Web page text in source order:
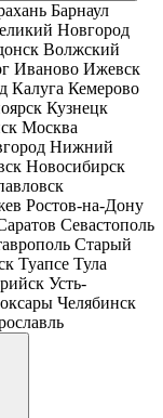
Барнаул
Новгород
Волжский
Иваново Ижевск
Калуга Кемерово
Кузнецк
Москва
Нижний
Новосибирск
Ростов-на-Дону
Севастополь
Старый
Туапсе Тула
Усть-
Челябинск